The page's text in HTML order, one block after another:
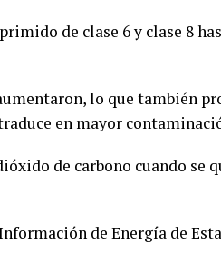
de clase 6 y clase 8
lo que también
en mayor
de carbono cuando se
de Energía de